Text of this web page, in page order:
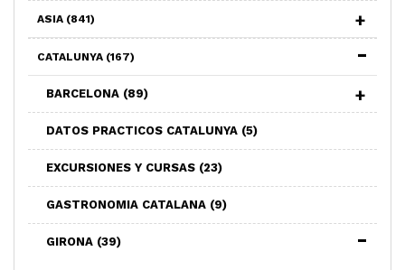
ASIA (841)
CATALUNYA (167)
BARCELONA (89)
DATOS PRACTICOS CATALUNYA (5)
EXCURSIONES Y CURSAS (23)
GASTRONOMIA CATALANA (9)
GIRONA (39)